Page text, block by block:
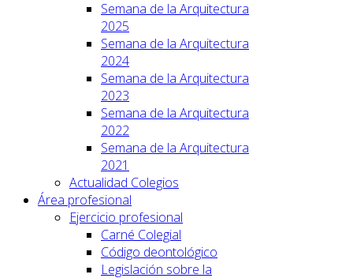
Semana de la Arquitectura
2025
Semana de la Arquitectura
2024
Semana de la Arquitectura
2023
Semana de la Arquitectura
2022
Semana de la Arquitectura
2021
Actualidad Colegios
Área profesional
Ejercicio profesional
Carné Colegial
Código deontológico
Legislación sobre la